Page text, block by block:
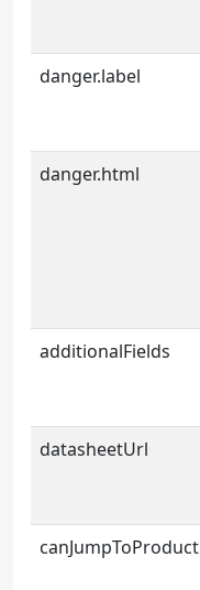
danger.label
danger.html
additionalFields
datasheetUrl
canJumpToProduct